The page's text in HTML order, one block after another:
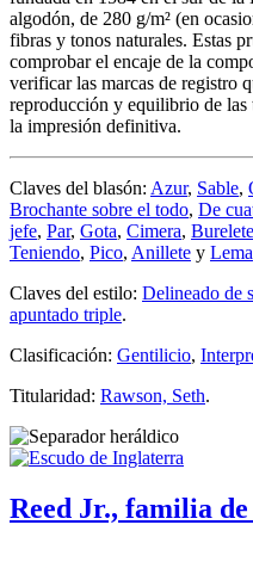
algodón, de 280 g/m² (en
fibras y tonos naturales. Estas
comprobar el encaje de la
verificar las marcas de registro
reproducción y equilibrio de las
la impresión definitiva.
Claves del blasón: Azur, Sable,
Brochante sobre el todo, De
jefe, Par, Gota, Cimera, Burelete
Teniendo, Pico, Anillete y Lema
Claves del estilo: Delineado de
apuntado triple.
Clasificación: Gentilicio,
Titularidad: Rawson, Seth.
Reed Jr., familia